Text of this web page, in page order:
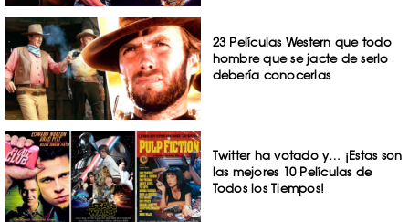
23 Películas Western que todo
hombre que se jacte de serlo
debería conocerlas
Twitter ha votado y… ¡Estas son
las mejores 10 Películas de
Todos los Tiempos!